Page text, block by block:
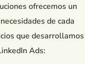
ofrecemos un
de cada
que desarrollamos
Ads: